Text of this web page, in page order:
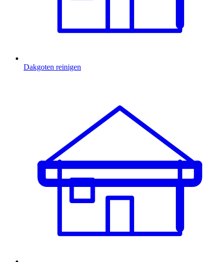
Dakgoten reinigen